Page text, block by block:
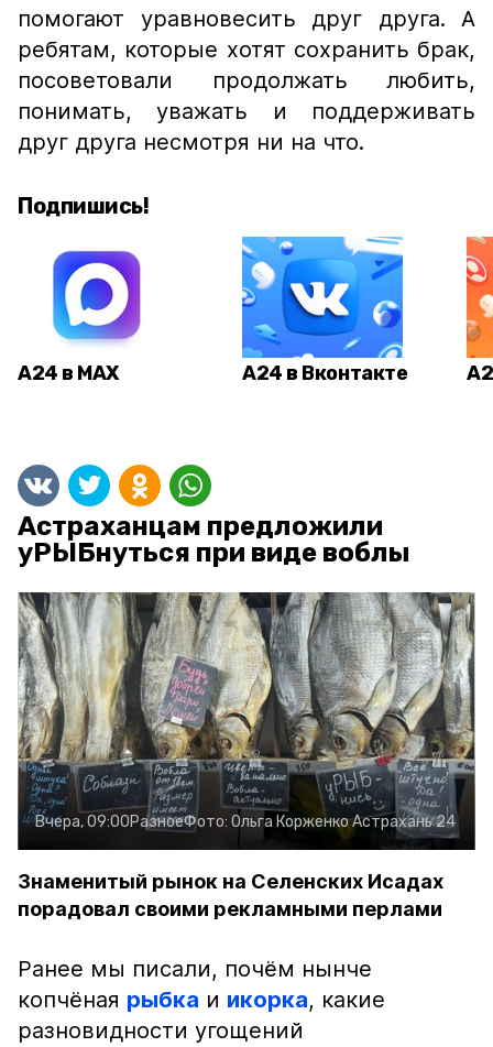
помогают уравновесить друг друга. А
ребятам, которые хотят сохранить брак,
посоветовали продолжать любить,
понимать, уважать и поддерживать
друг друга несмотря ни на что.
Подпишись!
А24 в MAX А24 в Вконтакте
Астраханцам предложили
уРЫБнуться при виде воблы
Вчера, 09:00РазноеФото: Ольга КорженкоАстрахань 24
Знаменитый рынок на Селенских Исадах
порадовал своими рекламными перлами
Ранее мы писали, почём нынче
копчёная рыбка и икорка, какие
разновидности угощений